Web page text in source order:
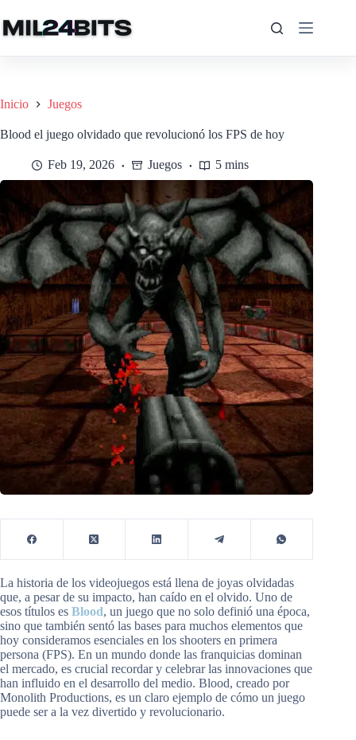
al
contenido
Inicio Juegos
Blood el juego olvidado que revolucionó los FPS de hoy
Feb 19, 2026 Juegos 5 mins
La historia de los videojuegos está llena de joyas olvidadas
que, a pesar de su impacto, han caído en el olvido. Uno de
esos títulos es Blood, un juego que no solo definió una época,
sino que también sentó las bases para muchos elementos que
hoy consideramos esenciales en los shooters en primera
persona (FPS). En un mundo donde las franquicias dominan
el mercado, es crucial recordar y celebrar las innovaciones que
han influido en el desarrollo del medio. Blood, creado por
Monolith Productions, es un claro ejemplo de cómo un juego
puede ser a la vez divertido y revolucionario.